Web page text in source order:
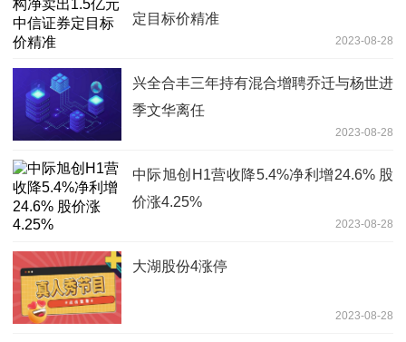
定目标价精准
2023-08-28
兴全合丰三年持有混合增聘乔迁与杨世进
季文华离任
2023-08-28
中际旭创H1营收降5.4%净利增24.6% 股
价涨4.25%
2023-08-28
大湖股份4涨停
2023-08-28